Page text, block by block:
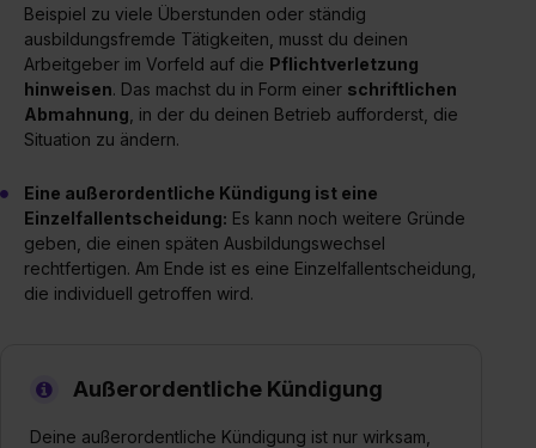
Beispiel zu viele Überstunden oder ständig
ausbildungsfremde Tätigkeiten, musst du deinen
Arbeitgeber im Vorfeld auf die Pflichtverletzung
hinweisen. Das machst du in Form einer schriftlichen
Abmahnung , in der du deinen Betrieb aufforderst, die
Situation zu ändern.
Eine außerordentliche Kündigung ist eine
Einzelfallentscheidung: Es kann noch weitere Gründe
geben, die einen späten Ausbildungswechsel
rechtfertigen. Am Ende ist es eine Einzelfallentscheidung,
die individuell getroffen wird.
Außerordentliche Kündigung
Deine außerordentliche Kündigung ist nur wirksam,